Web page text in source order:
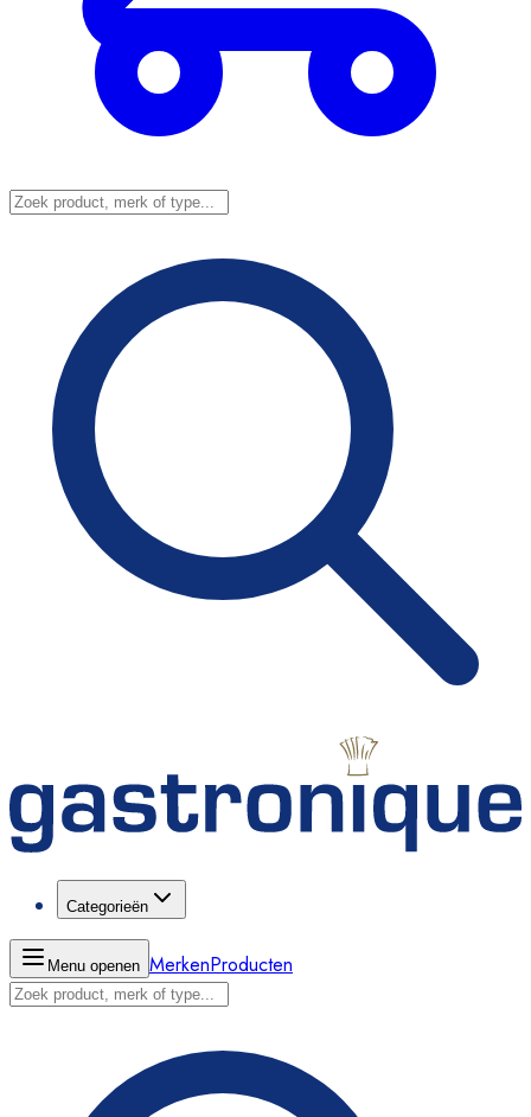
Categorieën
Menu openen MerkenProducten